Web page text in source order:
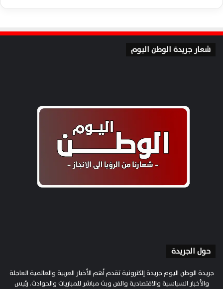
شعار جريدة الوطن اليوم
حول الجريدة
جريدة الوطن اليوم جريدة إلكترونية تقدم أهم الأخبار العربية والعالمية العاجلة
والأخبار السياسية والاقتصادية والفن وبث مباشر للمباريات والحوادث. رئيس